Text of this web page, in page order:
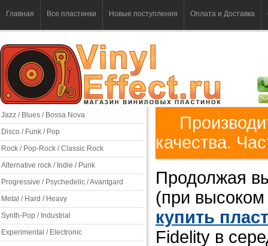
Главная Все пластинки Новые поступления Оплата и Доставка
Jazz / Blues / Bossa Nova
Disco / Funk / Pop
Rock / Pop-Rock / Classic Rock
Alternative rock / Indie / Punk
Progressive / Psychedelic / Avantgard
Metal / Hard / Heavy
Synth-Pop / Industrial
Experimental / Electronic
качества.
Продолжая
(при
купить
Fidelity в